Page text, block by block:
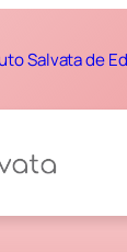
Salvata de